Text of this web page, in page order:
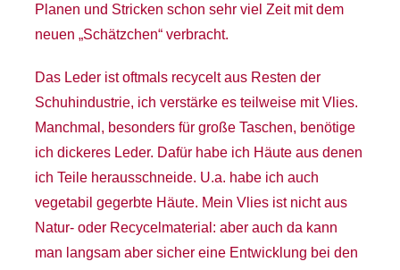
Planen und Stricken schon sehr viel Zeit mit dem
neuen „Schätzchen“ verbracht.
Das Leder ist oftmals recycelt aus Resten der
Schuhindustrie, ich verstärke es teilweise mit Vlies.
Manchmal, besonders für große Taschen, benötige
ich dickeres Leder. Dafür habe ich Häute aus denen
ich Teile herausschneide. U.a. habe ich auch
vegetabil gegerbte Häute. Mein Vlies ist nicht aus
Natur- oder Recycelmaterial: aber auch da kann
man langsam aber sicher eine Entwicklung bei den